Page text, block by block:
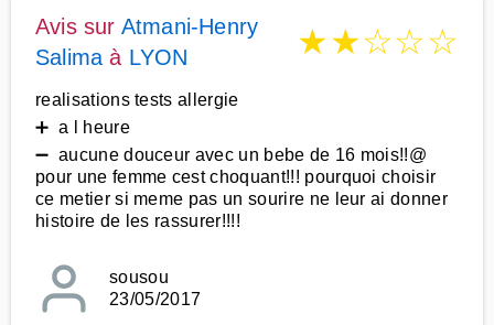
Avis sur Atmani-Henry
Salima à LYON ★★☆☆☆
realisations tests allergie
➕ a l heure
➖ aucune douceur avec un bebe de 16 mois!!@
pour une femme cest choquant!!! pourquoi choisir
ce metier si meme pas un sourire ne leur ai donner
histoire de les rassurer!!!!
sousou
23/05/2017